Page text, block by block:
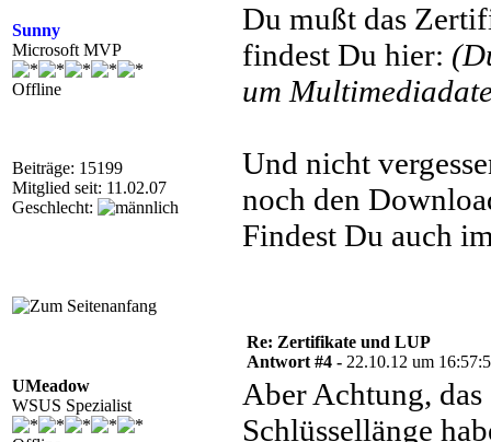
Sunny
Microsoft MVP
Offline
Beiträge: 15199
Mitglied seit: 11.02.07
Geschlecht:
Du mußt das
findest Du hier:
um
Und nicht
noch den
Findest Du auch
UMeadow
WSUS Spezialist
Re: Zertifikate und LUP
Antwort #4 - 22.10.12 um
Aber Achtung,
Schlüssellänge